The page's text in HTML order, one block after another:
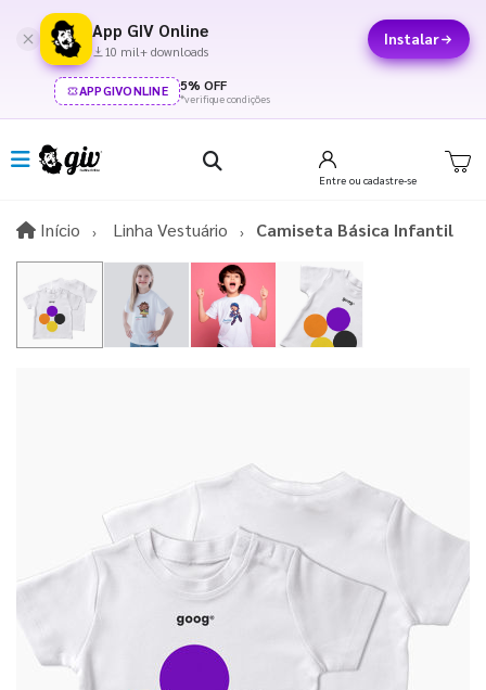
App GIV Online
10 mil+ downloads
Instalar
APPGIVONLINE 5% OFF
*verifique condições
Entre ou cadastre-se
Início InícioLinha Vestuário Camiseta Básica Infantil